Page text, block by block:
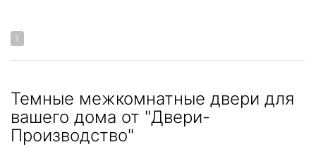
1
Темные межкомнатные двери для
вашего дома от "Двери-
Производство"